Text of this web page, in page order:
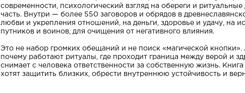
современности, психологический взгляд на обереги и
часть. Внутри — более 550 заговоров и обрядов в
любви и укрепления отношений, на деньги, здоровье и удачу, на
путников и воинов, для очищения от негативного влияния.
Это не набор громких обещаний и не поиск «магической
почему работают ритуалы, где проходит граница между верой и
снимает с человека ответственности за собственную жизнь.
хотят защитить близких, обрести внутреннюю устойчивость и